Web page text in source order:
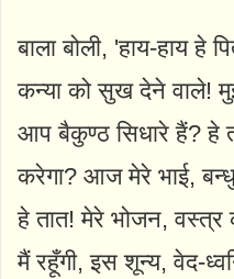
बाला बोली, 'हाय-हाय हे
कन्या को सुख देने वाले!
आप बैकुण्ठ सिधारे हैं? हे
करेगा? आज मेरे भाई,
हे तात! मेरे भोजन, वस्त्र
मैं रहूँगी, इस शून्य, वेद-